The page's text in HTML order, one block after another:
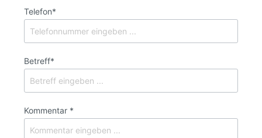
Telefon*
Betreff*
Kommentar *